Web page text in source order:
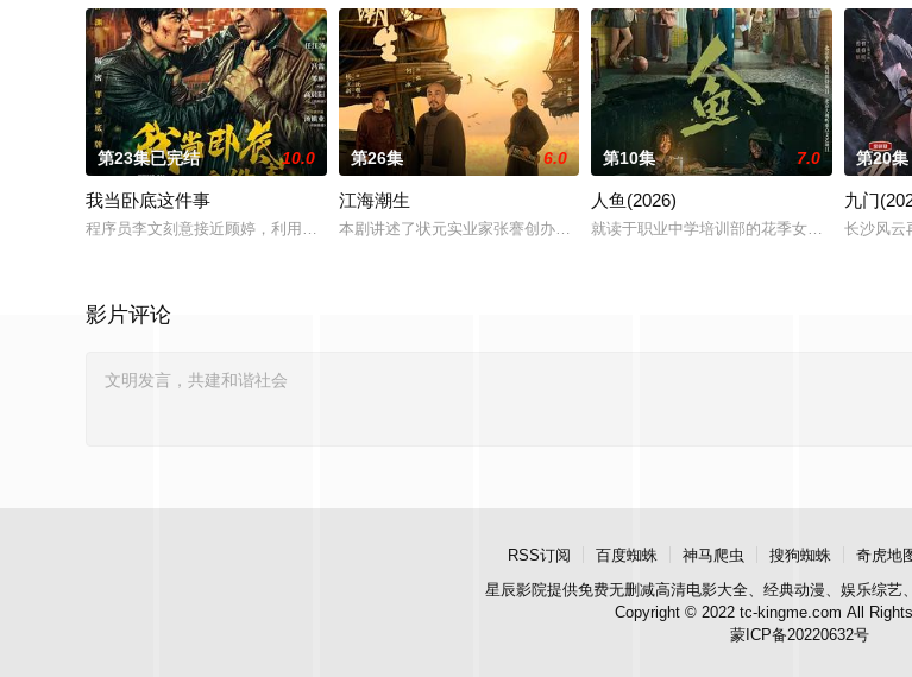
第23集已完结 10.0
我当卧底这件事
程序员李文刻意接近顾婷，利用顾炎女儿奴的属性，请求老炮儿顾炎带自己用程序员身份卧底电诈集团以求查出未婚妻
第26集 6.0
江海潮生
本剧讲述了状元实业家张謇创办大生企业，实业报国的故事。甲午战争后，国家蒙
第10集 7.0
人鱼(2026)
就读于职业中学培训部的花季女生苏琳（黄杨
第20集
九门
长沙风云
影片评论
RSS订阅 百度蜘蛛 神马爬虫 搜狗蜘蛛 奇虎地
星辰影院提供免费无删减高清电影大全、经典动漫、娱乐综艺
Copyright © 2022 tc-kingme.com All
蒙ICP备20220632号